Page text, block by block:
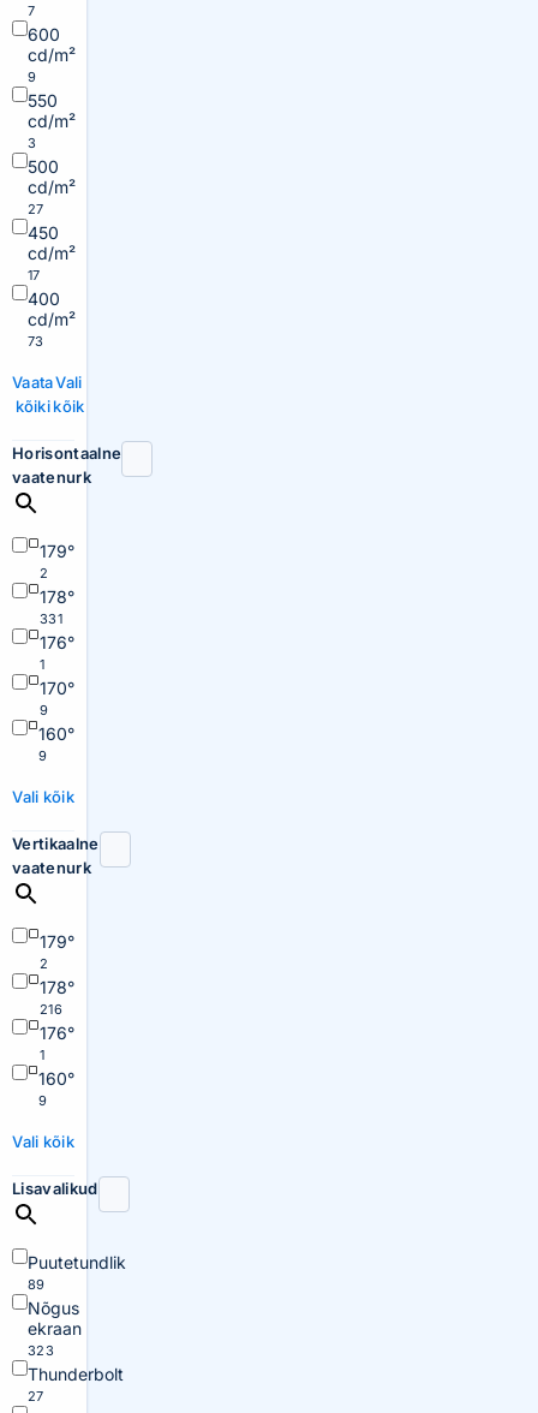
7
600
cd/m²
9
550
cd/m²
3
500
cd/m²
27
450
cd/m²
17
400
cd/m²
73
Vaata
kõiki
Vali
kõik
Horisontaalne
vaatenurk
179°
2
178°
331
176°
1
170°
9
160°
9
Vali kõik
Vertikaalne
vaatenurk
179°
2
178°
216
176°
1
160°
9
Vali kõik
Lisavalikud
Puutetundlik
89
Nõgus
ekraan
323
Thunderbolt
27